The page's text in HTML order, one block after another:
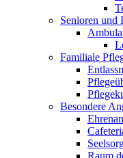
Senioren und
Familiale
Besondere
Raum